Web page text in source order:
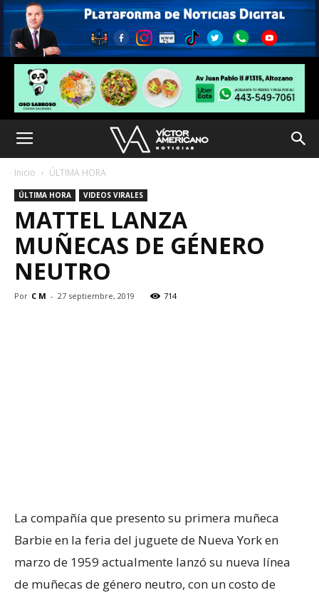
Inicio ÚLTIMA HORA
ÚLTIMA HORA VIDEOS VIRALES
MATTEL LANZA
MUÑECAS DE GÉNERO
NEUTRO
Por C M - 27 septiembre, 2019 714
La compañía que presento su primera muñeca
Barbie en la feria del juguete de Nueva York en
marzo de 1959 actualmente lanzó su nueva línea
de muñecas de género neutro, con un costo de